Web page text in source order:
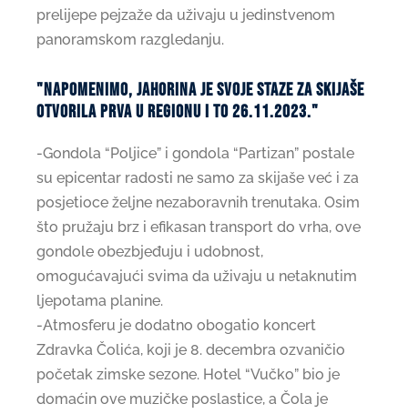
prelijepe pejzaže da uživaju u jedinstvenom
panoramskom razgledanju.
"Napomenimo, jahorina je svoje staze za skijaše
otvorila prva u regionu i to 26.11.2023."
-Gondola “Poljice” i gondola “Partizan” postale
su epicentar radosti ne samo za skijaše već i za
posjetioce željne nezaboravnih trenutaka. Osim
što pružaju brz i efikasan transport do vrha, ove
gondole obezbjeđuju i udobnost,
omogućavajući svima da uživaju u netaknutim
ljepotama planine.
-Atmosferu je dodatno obogatio koncert
Zdravka Čolića, koji je 8. decembra ozvaničio
početak zimske sezone. Hotel “Vučko” bio je
domaćin ove muzičke poslastice, a Čola je